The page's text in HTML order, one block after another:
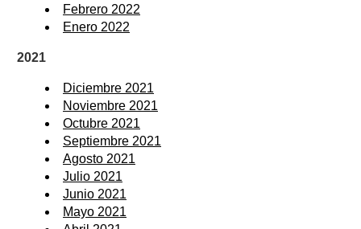
Febrero 2022
Enero 2022
2021
Diciembre 2021
Noviembre 2021
Octubre 2021
Septiembre 2021
Agosto 2021
Julio 2021
Junio 2021
Mayo 2021